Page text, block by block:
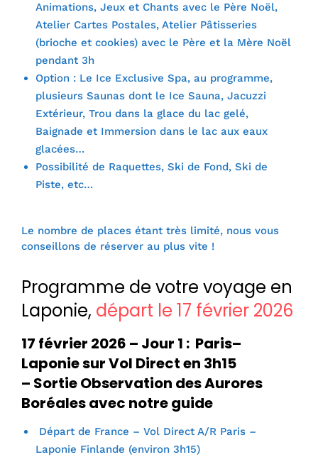
Animations, Jeux et Chants avec le Père Noël,
Atelier Cartes Postales, Atelier Pâtisseries
(brioche et cookies) avec le Père et la Mère Noël
pendant 3h
Option : Le Ice Exclusive Spa, au programme,
plusieurs Saunas dont le Ice Sauna, Jacuzzi
Extérieur, Trou dans la glace du lac gelé,
Baignade et Immersion dans le lac aux eaux
glacées…
Possibilité de Raquettes, Ski de Fond, Ski de
Piste, etc…
Le nombre de places étant très limité, nous vous
conseillons de réserver au plus vite !
Programme de votre voyage en
Laponie, départ le 17 février 2026
17 février 2026 – Jour 1 : Paris–
Laponie sur Vol Direct en 3h15
– Sortie Observation des Aurores
Boréales avec notre guide
Départ de France – Vol Direct A/R Paris –
Laponie Finlande (environ 3h15)